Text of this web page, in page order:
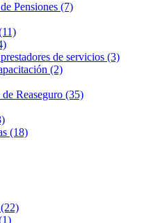
Pensiones (7)
de servicios (3)
(2)
Reaseguro (35)
(18)